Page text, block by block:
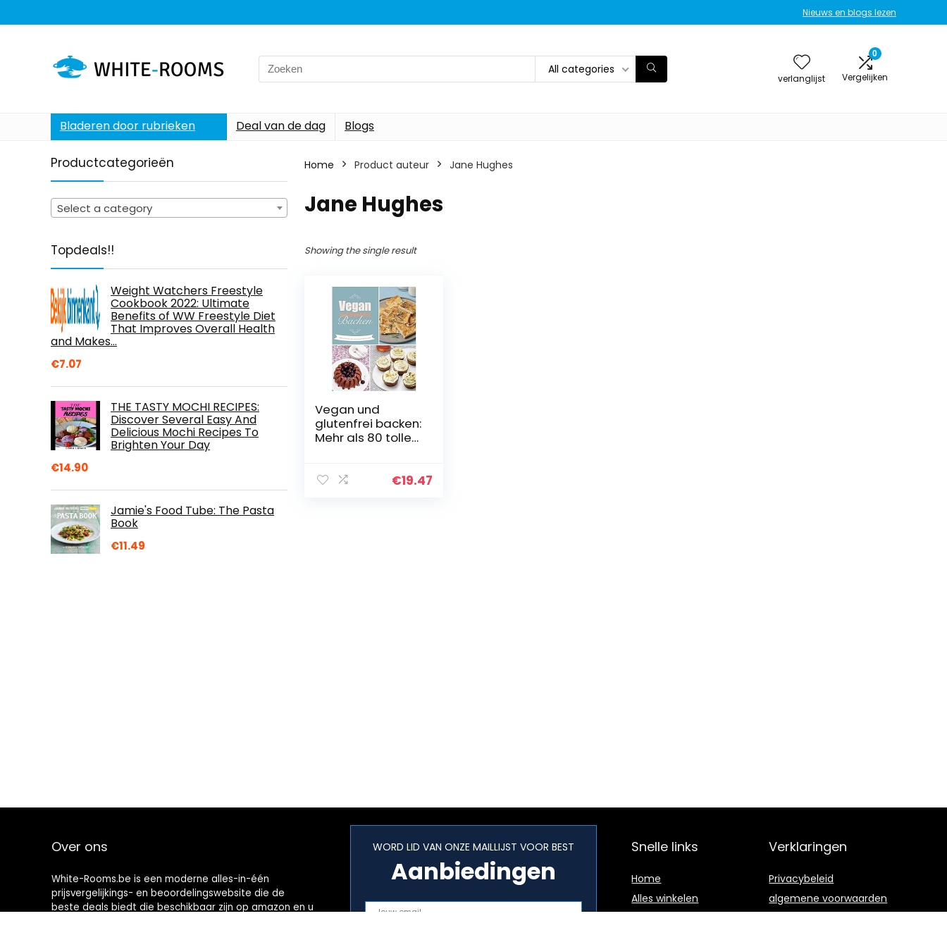
Nieuws en blogs lezen
Search
for:
All categories
verlanglijst
0
Vergelijken
Bladeren door rubrieken Deal van de dag Blogs
Productcategorieën
Select a category
Topdeals!!
Weight Watchers Freestyle
Cookbook 2022: Ultimate
Benefits of WW Freestyle Diet
That Improves Overall Health
and Makes…
€7.07
THE TASTY MOCHI RECIPES:
Discover Several Easy And
Delicious Mochi Recipes To
Brighten Your Day
€14.90
Jamie's Food Tube: The Pasta
Book
€11.49
Home Product auteur Jane Hughes
Jane Hughes
Showing the single result
Vegan und
glutenfrei backen:
Mehr als 80 tolle
Rezepte
€19.47
Over ons
White-Rooms.be is een moderne alles-in-één
prijsvergelijkings- en beoordelingswebsite die de
beste deals biedt die beschikbaar zijn op amazon en u
WORD LID VAN ONZE MAILLIJST VOOR BEST
Aanbiedingen
Snelle links
Home
Alles winkelen
Verklaringen
Privacybeleid
algemene voorwaarden